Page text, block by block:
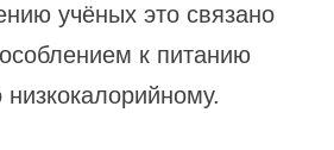
учёных это связано
к питанию